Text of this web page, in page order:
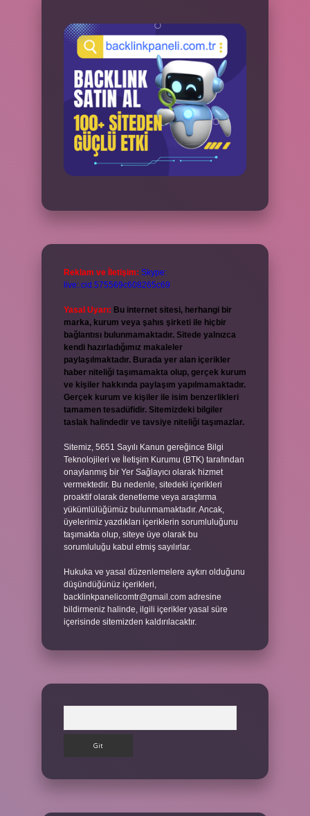
Reklam ve İletişim: Skype:
live:.cid.575569c608265c69
Yasal Uyarı: Bu internet sitesi, herhangi bir
marka, kurum veya şahıs şirketi ile hiçbir
bağlantısı bulunmamaktadır. Sitede yalnızca
kendi hazırladığımız makaleler
paylaşılmaktadır. Burada yer alan içerikler
haber niteliği taşımamakta olup, gerçek kurum
ve kişiler hakkında paylaşım yapılmamaktadır.
Gerçek kurum ve kişiler ile isim benzerlikleri
tamamen tesadüfidir. Sitemizdeki bilgiler
taslak halindedir ve tavsiye niteliği taşımazlar.
Sitemiz, 5651 Sayılı Kanun gereğince Bilgi
Teknolojileri ve İletişim Kurumu (BTK) tarafından
onaylanmış bir Yer Sağlayıcı olarak hizmet
vermektedir. Bu nedenle, sitedeki içerikleri
proaktif olarak denetleme veya araştırma
yükümlülüğümüz bulunmamaktadır. Ancak,
üyelerimiz yazdıkları içeriklerin sorumluluğunu
taşımakta olup, siteye üye olarak bu
sorumluluğu kabul etmiş sayılırlar.
Hukuka ve yasal düzenlemelere aykırı olduğunu
düşündüğünüz içerikleri,
backlinkpanelicomtr@gmail.com adresine
bildirmeniz halinde, ilgili içerikler yasal süre
içerisinde sitemizden kaldırılacaktır.